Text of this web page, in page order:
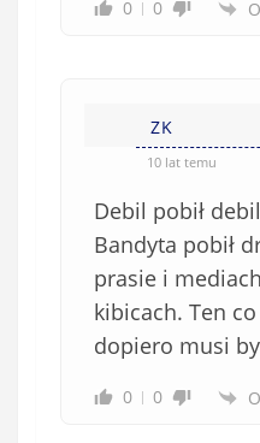
0 0
ZK
10 lat temu
Debil pobił
Bandyta pobił
prasie i
kibicach. Ten
dopiero musi
0 0